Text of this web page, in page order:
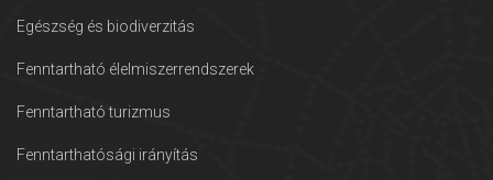
Egészség és biodiverzitás
Fenntartható élelmiszerrendszerek
Fenntartható turizmus
Fenntarthatósági irányítás